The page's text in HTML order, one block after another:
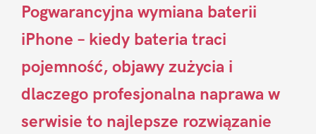
Pogwarancyjna wymiana baterii
iPhone – kiedy bateria traci
pojemność, objawy zużycia i
dlaczego profesjonalna naprawa w
serwisie to najlepsze rozwiązanie